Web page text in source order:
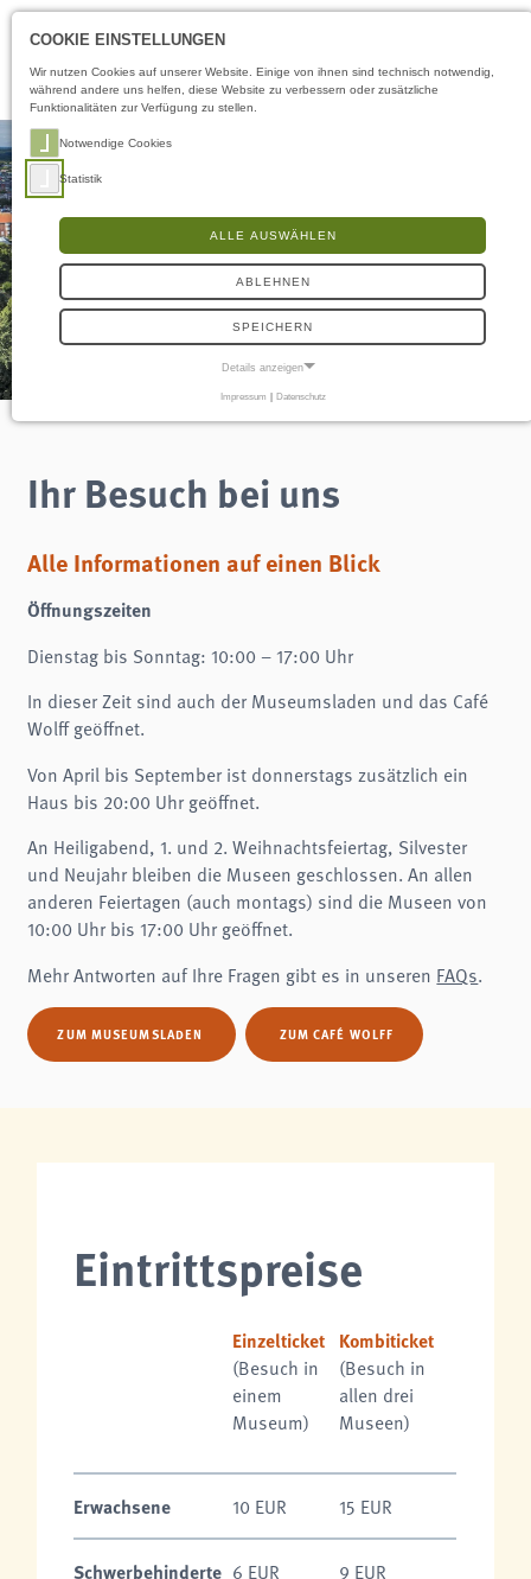
Öffnungszeiten
Ihr Besuch bei uns
Alle Informationen auf einen Blick
Öffnungszeiten
Dienstag bis Sonntag: 10:00 – 17:00 Uhr
In dieser Zeit sind auch der Museumsladen und das Café
Wolff geöffnet.
Von April bis September ist donnerstags zusätzlich ein
Haus bis 20:00 Uhr geöffnet.
An Heiligabend, 1. und 2. Weihnachtsfeiertag, Silvester
und Neujahr bleiben die Museen geschlossen. An allen
anderen Feiertagen (auch montags) sind die Museen von
10:00 Uhr bis 17:00 Uhr geöffnet.
Mehr Antworten auf Ihre Fragen gibt es in unseren FAQs.
ZUM MUSEUMSLADEN ZUM CAFÉ WOLFF
Eintrittspreise
Einzelticket Kombiticket
(Besuch in
einem
Museum)
(Besuch in
allen drei
Museen)
Erwachsene 10 EUR 15 EUR
Schwerbehinderte 6 EUR 9 EUR
COOKIE EINSTELLUNGEN
Wir nutzen Cookies auf unserer Website. Einige von ihnen sind technisch notwendig,
während andere uns helfen, diese Website zu verbessern oder zusätzliche
Funktionalitäten zur Verfügung zu stellen.
Notwendige Cookies
Statistik
ALLE AUSWÄHLEN
ABLEHNEN
SPEICHERN
Details anzeigen
Frontend User
museumsberg.de
Login
Cookie Laufzeit:
Name:
Dieser Cookie speichert die ausgewählten Einverständnis-Optionen des Benutzers
1 Jahr
Statistik Cookies erfassen Informationen anonym. Diese Informationen helfen uns
zu verstehen, wie unsere Besucher unsere Website nutzen.
Impressum | Datenschutz